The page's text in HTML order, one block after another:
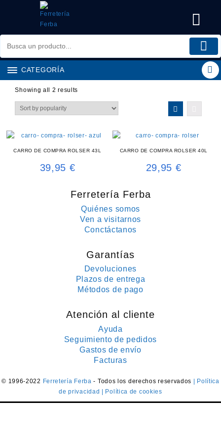
CATEGORÍA
Showing all 2 results
CARRO DE COMPRA ROLSER 43L
39,95 €
CARRO DE COMPRA ROLSER 40L
29,95 €
Ferretería Ferba
Quiénes somos
Ven a visitarnos
Conctáctanos
Garantías
Devoluciones
Plazos de entrega
Métodos de pago
Atención al cliente
Ayuda
Seguimiento de pedidos
Gastos de envío
Facturas
© 1996-2022 Ferretería Ferba- Todos los derechos reservados
| Política
de privacidad
| Política de cookies